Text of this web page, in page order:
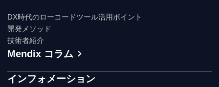
DX時代のローコードツール活用ポイント
開発メソッド
技術者紹介
Mendix コラム
インフォメーション